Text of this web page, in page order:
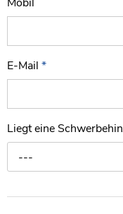
E-Mail *
Liegt eine
---